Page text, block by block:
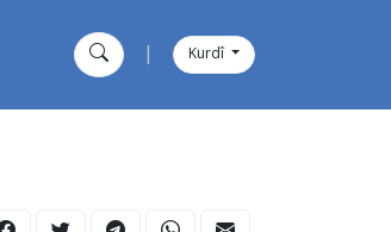
Kurdî